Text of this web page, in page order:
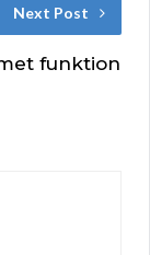
Next Post
funktion